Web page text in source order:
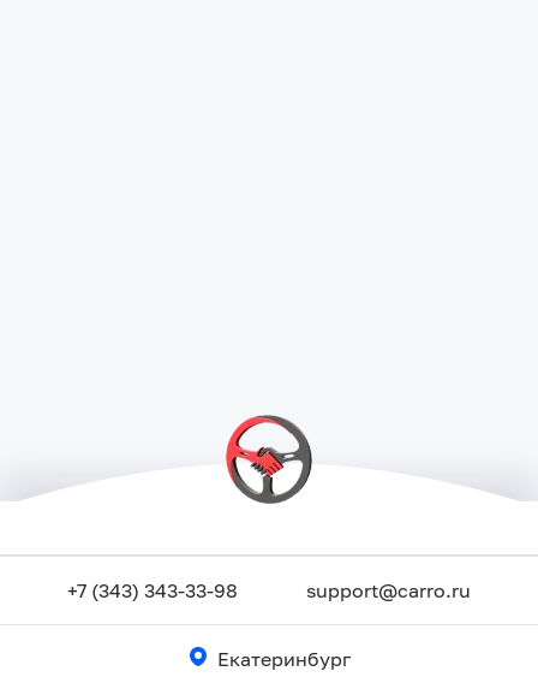
+7 (343) 343-33-98 support@carro.ru
Екатеринбург